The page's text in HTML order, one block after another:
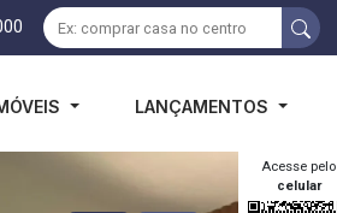
LANÇAMENTOS
Acesse pelo
celular